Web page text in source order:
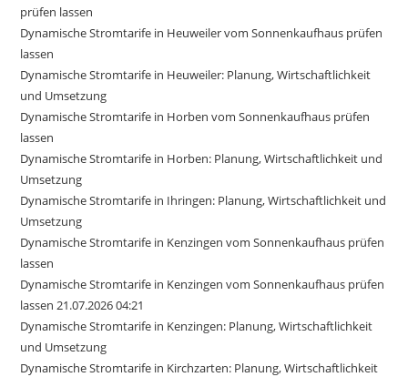
prüfen lassen
Dynamische Stromtarife in Heuweiler vom Sonnenkaufhaus prüfen
lassen
Dynamische Stromtarife in Heuweiler: Planung, Wirtschaftlichkeit
und Umsetzung
Dynamische Stromtarife in Horben vom Sonnenkaufhaus prüfen
lassen
Dynamische Stromtarife in Horben: Planung, Wirtschaftlichkeit und
Umsetzung
Dynamische Stromtarife in Ihringen: Planung, Wirtschaftlichkeit und
Umsetzung
Dynamische Stromtarife in Kenzingen vom Sonnenkaufhaus prüfen
lassen
Dynamische Stromtarife in Kenzingen vom Sonnenkaufhaus prüfen
lassen 21.07.2026 04:21
Dynamische Stromtarife in Kenzingen: Planung, Wirtschaftlichkeit
und Umsetzung
Dynamische Stromtarife in Kirchzarten: Planung, Wirtschaftlichkeit